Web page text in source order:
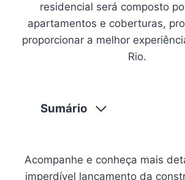
residencial será composto
apartamentos e coberturas,
proporcionar a melhor
Rio.
Sumário
Acompanhe e conheça mais
imperdível lançamento da